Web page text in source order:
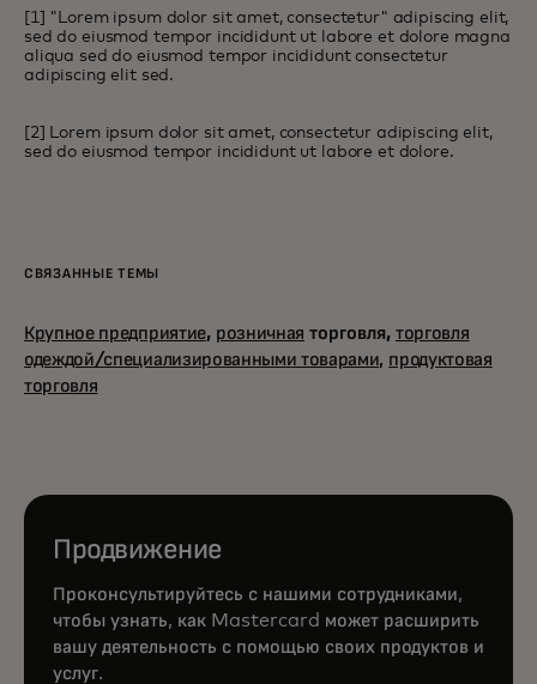
[1] "Lorem ipsum dolor sit amet, consectetur" adipiscing elit,
sed do eiusmod tempor incididunt ut labore et dolore magna
aliqua sed do eiusmod tempor incididunt consectetur
adipiscing elit sed.
[2] Lorem ipsum dolor sit amet, consectetur adipiscing elit,
sed do eiusmod tempor incididunt ut labore et dolore.
СВЯЗАННЫЕ ТЕМЫ
Крупное предприятие, розничная торговля,торговля
одеждой/специализированными товарами, продуктовая
торговля
Продвижение
Проконсультируйтесь с нашими сотрудниками,
чтобы узнать, как Mastercard может расширить
вашу деятельность с помощью своих продуктов и
услуг.